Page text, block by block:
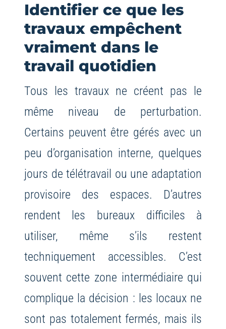
Identifier ce que les
travaux empêchent
vraiment dans le
travail quotidien
Tous les travaux ne créent pas le
même niveau de perturbation.
Certains peuvent être gérés avec un
peu d’organisation interne, quelques
jours de télétravail ou une adaptation
provisoire des espaces. D’autres
rendent les bureaux difficiles à
utiliser, même s’ils restent
techniquement accessibles. C’est
souvent cette zone intermédiaire qui
complique la décision : les locaux ne
sont pas totalement fermés, mais ils